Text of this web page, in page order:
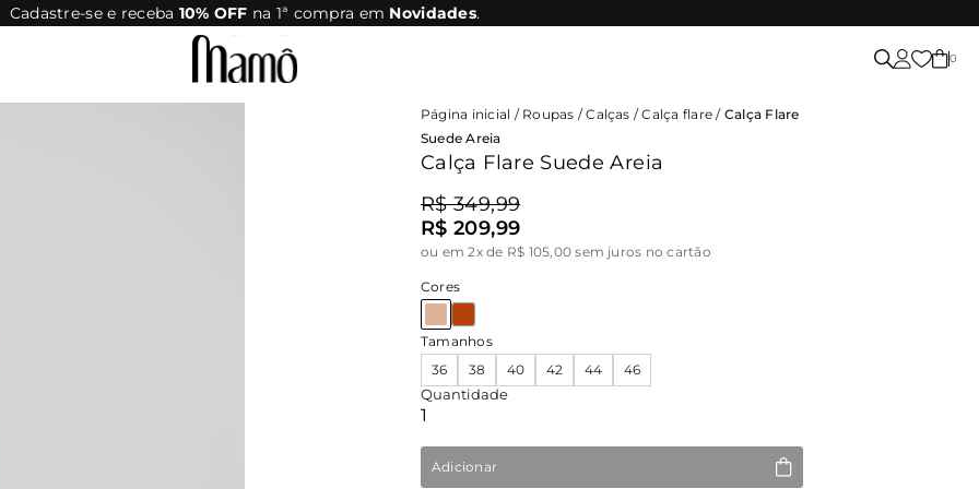
Cadastre-se e receba 10% OFF na 1ª compra em Novidades.
0
Página inicial / Roupas /Calças /Calça flare / Calça Flare
Suede Areia
Calça Flare Suede Areia
R$ 349,99
R$ 209,99
ou em 2x de R$ 105,00 sem juros no cartão
Cores
Tamanhos
36
38 40 42 44 46
Quantidade
Adicionar